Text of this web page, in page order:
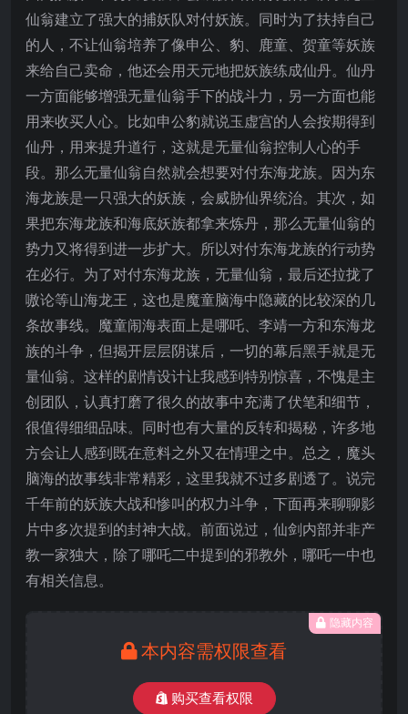
仙翁建立了强大的捕妖队对付妖族。同时为了扶持自己
的人，不让仙翁培养了像申公、豹、鹿童、贺童等妖族
来给自己卖命，他还会用天元地把妖族练成仙丹。仙丹
一方面能够增强无量仙翁手下的战斗力，另一方面也能
用来收买人心。比如申公豹就说玉虚宫的人会按期得到
仙丹，用来提升道行，这就是无量仙翁控制人心的手
段。那么无量仙翁自然就会想要对付东海龙族。因为东
海龙族是一只强大的妖族，会威胁仙界统治。其次，如
果把东海龙族和海底妖族都拿来炼丹，那么无量仙翁的
势力又将得到进一步扩大。所以对付东海龙族的行动势
在必行。为了对付东海龙族，无量仙翁，最后还拉拢了
嗷论等山海龙王，这也是魔童脑海中隐藏的比较深的几
条故事线。魔童闹海表面上是哪吒、李靖一方和东海龙
族的斗争，但揭开层层阴谋后，一切的幕后黑手就是无
量仙翁。这样的剧情设计让我感到特别惊喜，不愧是主
创团队，认真打磨了很久的故事中充满了伏笔和细节，
很值得细细品味。同时也有大量的反转和揭秘，许多地
方会让人感到既在意料之外又在情理之中。总之，魔头
脑海的故事线非常精彩，这里我就不过多剧透了。说完
千年前的妖族大战和惨叫的权力斗争，下面再来聊聊影
片中多次提到的封神大战。前面说过，仙剑内部并非产
教一家独大，除了哪吒二中提到的邪教外，哪吒一中也
有相关信息。
隐藏内容
本内容需权限查看
购买查看权限